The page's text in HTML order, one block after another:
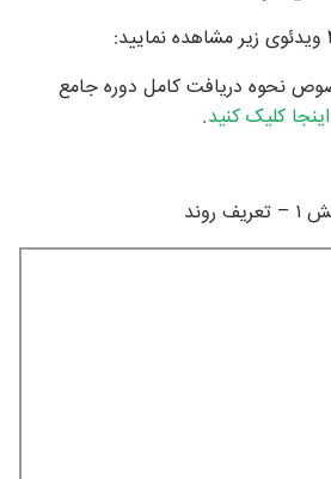
نحوه دریافت کامل دوره جامع
اینجا کلیک کنید.
روند